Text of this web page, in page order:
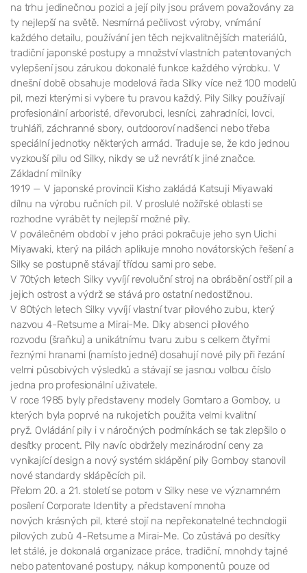
na trhu jedinečnou pozici a její pily jsou právem považovány za
ty nejlepší na světě. Nesmírná pečlivost výroby, vnímání
každého detailu, používání jen těch nejkvalitnějších materiálů,
tradiční japonské postupy a množství vlastních patentovaných
vylepšení jsou zárukou dokonalé funkce každého výrobku. V
dnešní době obsahuje modelová řada Silky více než 100 modelů
pil, mezi kterými si vybere tu pravou každý. Pily Silky používají
profesionální arboristé, dřevorubci, lesníci, zahradníci, lovci,
truhláři, záchranné sbory, outdooroví nadšenci nebo třeba
speciální jednotky některých armád. Traduje se, že kdo jednou
vyzkouší pilu od Silky, nikdy se už nevrátí k jiné značce.
Základní milníky
1919 — V japonské provincii Kisho zakládá Katsuji Miyawaki
dílnu na výrobu ručních pil. V proslulé nožířské oblasti se
rozhodne vyrábět ty nejlepší možné pily.
V poválečném období v jeho práci pokračuje jeho syn Uichi
Miyawaki, který na pilách aplikuje mnoho novátorských řešení a
Silky se postupně stávají třídou sami pro sebe.
V 70tých letech Silky vyvíjí revoluční stroj na obrábění ostří pil a
jejich ostrost a výdrž se stává pro ostatní nedostižnou.
V 80tých letech Silky vyvíjí vlastní tvar pilového zubu, který
nazvou 4-Retsume a Mirai-Me. Díky absenci pilového
rozvodu (šraňku) a unikátnímu tvaru zubu s celkem čtyřmi
řeznými hranami (namísto jedné) dosahují nové pily při řezání
velmi působivých výsledků a stávají se jasnou volbou číslo
jedna pro profesionální uživatele.
V roce 1985 byly představeny modely Gomtaro a Gomboy, u
kterých byla poprvé na rukojetích použita velmi kvalitní
pryž. Ovládání pily i v náročných podmínkách se tak zlepšilo o
desítky procent. Pily navíc obdržely mezinárodní ceny za
vynikající design a nový systém sklápění pily Gomboy stanovil
nové standardy sklápěcích pil.
Přelom 20. a 21. století se potom v Silky nese ve významném
posílení Corporate Identity a představení mnoha
nových krásných pil, které stojí na nepřekonatelné technologii
pilových zubů 4-Retsume a Mirai-Me. Co zůstává po desítky
let stálé, je dokonalá organizace práce, tradiční, mnohdy tajné
nebo patentované postupy, nákup komponentů pouze od